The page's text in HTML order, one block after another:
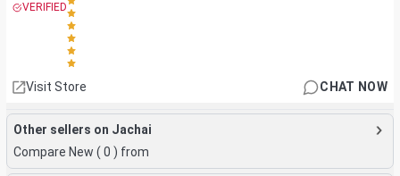
VERIFIED
Visit Store CHAT NOW
Other sellers on Jachai
Compare New ( 0 ) from